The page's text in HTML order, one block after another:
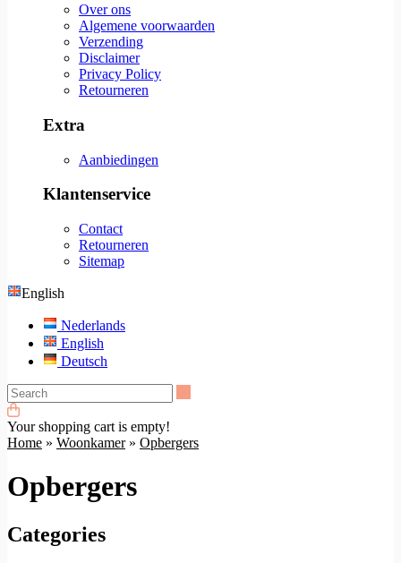
Over ons
Algemene voorwaarden
Verzending
Disclaimer
Privacy Policy
Retourneren
Extra
Aanbiedingen
Klantenservice
Contact
Retourneren
Sitemap
English
Nederlands
English
Deutsch
Your shopping cart is empty!
Home » Woonkamer» Opbergers
Opbergers
Categories